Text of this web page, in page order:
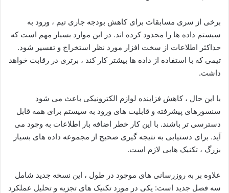
برخی از سری مسابقات برای کاهش بودجه جاری تیم ، ورود به
سیستم داده ها را محدود کرده اند. در این موارد بسیار مهم است که
حداکثر اطلاعات از سخت افزار مورد نظر استخراج و تفسیر شود.
تیمی که با استفاده از داده ها بیشتر کار کند ، برتری در رقابت خواهد
داشت.
با این حال ، کاهش فزاینده لوازم الکترونیکی باعث می شود
سنسورهای پیشرفته و قابلیت های ورود به سیستم برای همه قابل
دسترسی تر باشند. با این کار خطر اضافه بار اطلاعات به وجود می
آید. برای دستیابی به نتیجه گیری صحیح از مجموعه داده های بسیار
بزرگ ، تکنیک هایی لازم است.
علاوه بر به روزرسانی های موجود در طول ، این نسخه جدید شامل
سه فصل جدید است: یکی در مورد تکنیک های تجزیه و تحلیل عملکرد